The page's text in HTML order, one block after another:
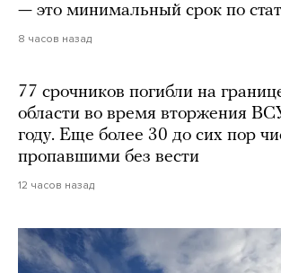
— это минимальный срок по
8 часов назад
77 срочников погибли на
области во время вторжения
году. Еще более 30 до сих пор
пропавшими без вести
12 часов назад